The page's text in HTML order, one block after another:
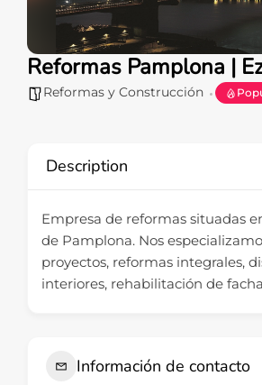
Reformas Pamplona |
Reformas y Construcción
Description
Empresa de reformas situadas
de Pamplona. Nos
proyectos, reformas integrales,
interiores, rehabilitación de
Información de contacto